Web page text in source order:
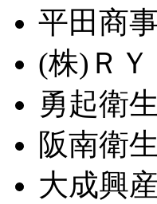
平田商
(株)ＲＹ
勇起衛生
阪南衛
大成興産